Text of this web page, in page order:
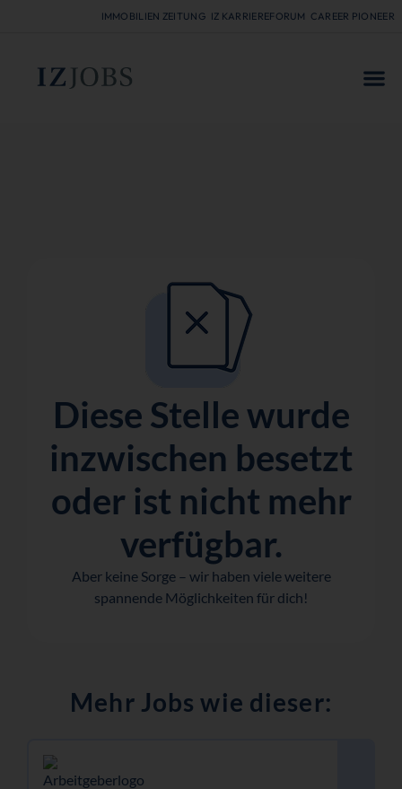
IMMOBILIEN ZEITUNG IZ KARRIEREFORUM CAREER PIONEER
Diese Stelle wurde
inzwischen besetzt
oder ist nicht mehr
verfügbar.
Aber keine Sorge – wir haben viele weitere
spannende Möglichkeiten für dich!
Mehr Jobs wie dieser: